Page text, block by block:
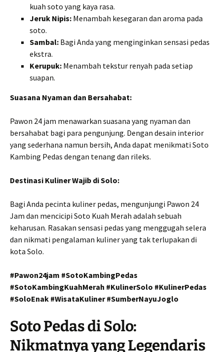
kuah soto yang kaya rasa.
Jeruk Nipis: Menambah kesegaran dan aroma pada
soto.
Sambal: Bagi Anda yang menginginkan sensasi pedas
ekstra.
Kerupuk: Menambah tekstur renyah pada setiap
suapan.
Suasana Nyaman dan Bersahabat:
Pawon 24 jam menawarkan suasana yang nyaman dan
bersahabat bagi para pengunjung. Dengan desain interior
yang sederhana namun bersih, Anda dapat menikmati Soto
Kambing Pedas dengan tenang dan rileks.
Destinasi Kuliner Wajib di Solo:
Bagi Anda pecinta kuliner pedas, mengunjungi Pawon 24
Jam dan mencicipi Soto Kuah Merah adalah sebuah
keharusan. Rasakan sensasi pedas yang menggugah selera
dan nikmati pengalaman kuliner yang tak terlupakan di
kota Solo.
#Pawon24jam #SotoKambingPedas
#SotoKambingKuahMerah #KulinerSolo #KulinerPedas
#SoloEnak #WisataKuliner #SumberNayuJoglo
Soto Pedas di Solo:
Nikmatnya yang Legendaris